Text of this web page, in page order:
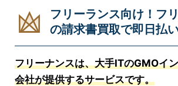
フリーランス向け！フ
の請求書買取で即日払
フリーナンスは、大手ITのGMOイ
会社が提供するサービスです。